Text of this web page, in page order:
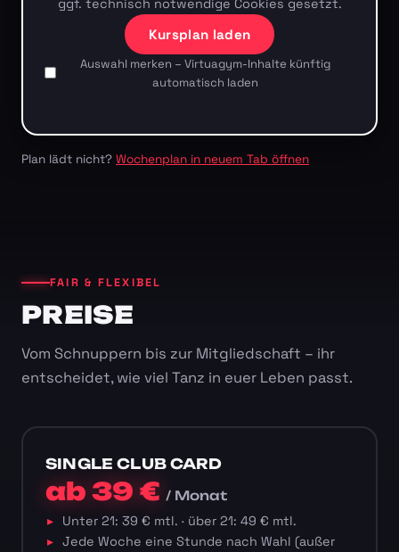
ggf. technisch notwendige Cookies gesetzt.
Kursplan laden
Auswahl merken – Virtuagym-Inhalte künftig
automatisch laden
Plan lädt nicht? Wochenplan in neuem Tab öffnen
FAIR & FLEXIBEL
PREISE
Vom Schnuppern bis zur Mitgliedschaft – ihr
entscheidet, wie viel Tanz in euer Leben passt.
SINGLE CLUB CARD
ab 39 €/ Monat
Unter 21: 39 € mtl. · über 21: 49 € mtl.
Jede Woche eine Stunde nach Wahl (außer